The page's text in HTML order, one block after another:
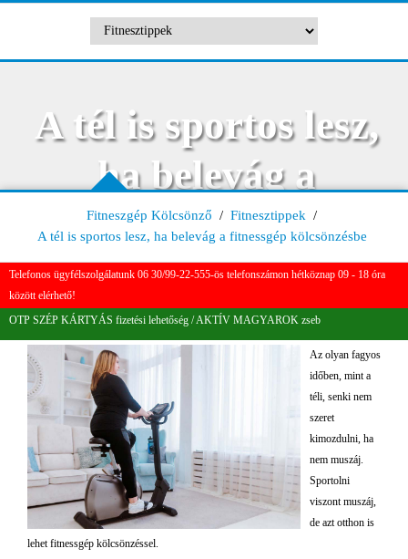
A tél is sportos lesz,
ha belevág a
fitnessgép
kölcsönzésbe
Fitneszgép Kölcsönző / Fitnesztippek /
A tél is sportos lesz, ha belevág a fitnessgép kölcsönzésbe
Telefonos ügyfélszolgálatunk 06 30/99-22-555-ös telefonszámon hétköznap 09 - 18 óra
között elérhető!
OTP SZÉP KÁRTYÁS fizetési lehetőség / AKTÍV MAGYAROK zseb
Az olyan fagyos
időben, mint a
téli, senki nem
szeret
kimozdulni, ha
nem muszáj.
Sportolni
viszont muszáj,
de azt otthon is
lehet fitnessgép kölcsönzéssel.